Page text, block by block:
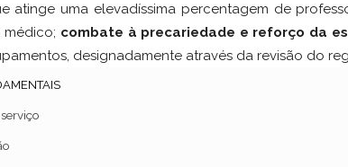
atinge uma elevadíssima percentagem de
médico; combate à precariedade e reforço da
designadamente através da revisão do